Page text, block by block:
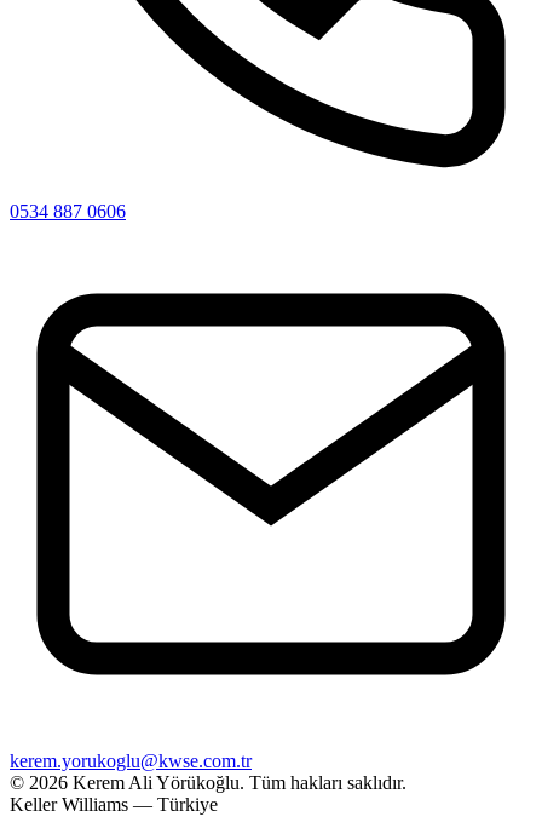
0534 887 0606
kerem.yorukoglu@kwse.com.tr
© 2026 Kerem Ali Yörükoğlu. Tüm hakları saklıdır.
Keller Williams — Türkiye